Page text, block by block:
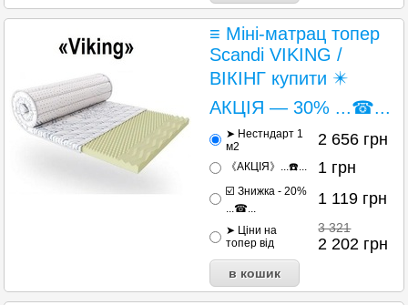
≡ Міні-матрац топер
Scandi VIKING /
ВІКІНГ купити ✴️
АКЦІЯ — 30% ...☎...
➤ Нестндарт 1
м2
2 656 грн
《АКЦІЯ》...☎️... 1 грн
☑️ Знижка - 20%
...☎...
1 119 грн
➤ Ціни на
топер від
3 321
2 202 грн